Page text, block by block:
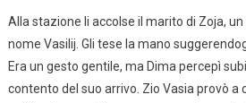
Alla stazione li accolse il marito di Zoja,
nome Vasilij. Gli tese la mano
Era un gesto gentile, ma Dima percepì
contento del suo arrivo. Zio Vasia provò a